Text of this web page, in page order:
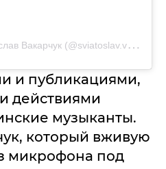
Д
опис, поширений Святослав Вакарчук (@sviatoslav.vakarchuk)
и публикациями,
действиями
музыканты.
который вживую
микрофона под